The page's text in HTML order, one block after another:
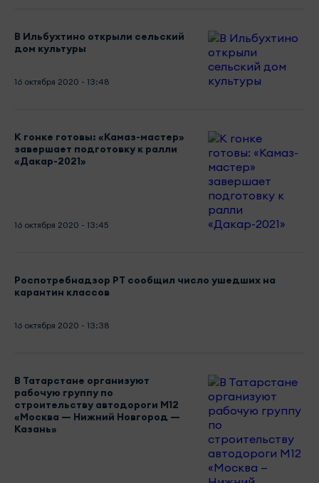
В Ильбухтино открыли сельский
дом культуры
16 октября 2020 - 13:48
К гонке готовы: «Камаз-мастер»
завершает подготовку к ралли
«Дакар-2021»
16 октября 2020 - 13:45
Роспотребнадзор РТ сообщил число ушедших на
карантин классов
16 октября 2020 - 13:38
В Татарстане организуют
рабочую группу по
строительству автодороги М12
«Москва — Нижний Новгород —
Казань»